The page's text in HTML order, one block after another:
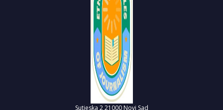
Sutjeska 2 21000 Novi Sad